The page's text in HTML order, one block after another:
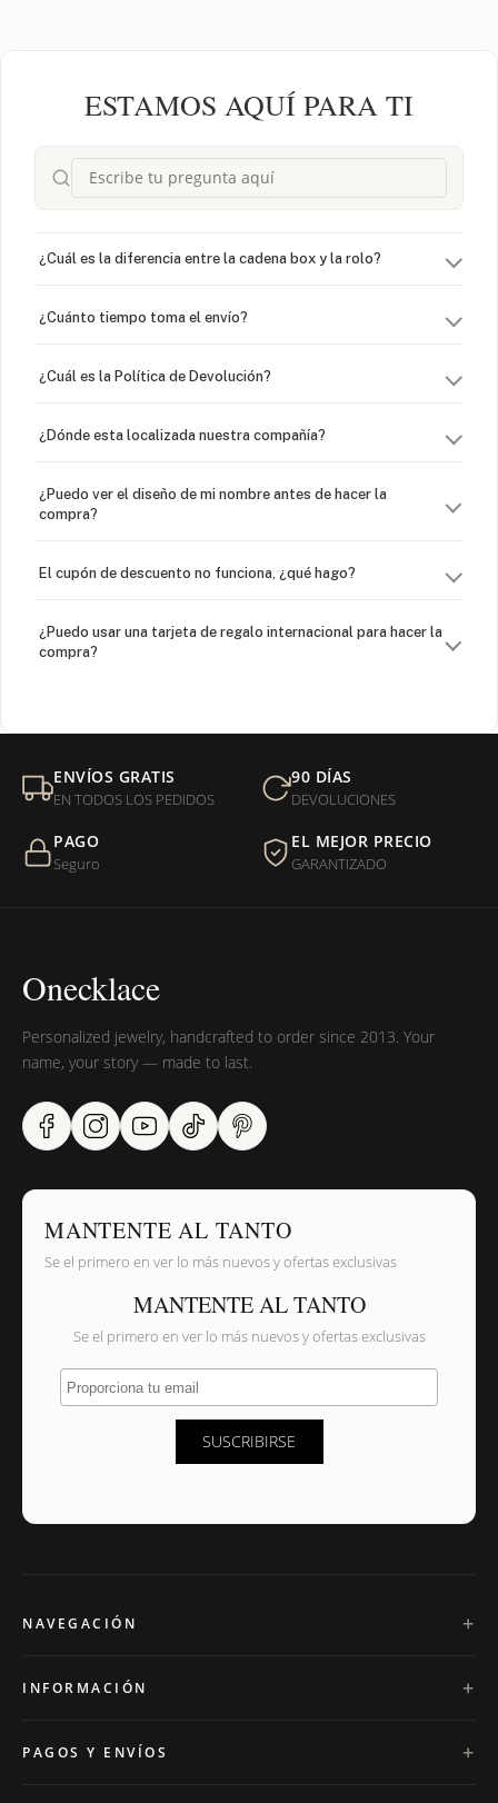
ESTAMOS AQUÍ PARA TI
¿Cuál es la diferencia entre la cadena box y la rolo?
¿Cuánto tiempo toma el envío?
¿Cuál es la Política de Devolución?
¿Dónde esta localizada nuestra compañía?
¿Puedo ver el diseño de mi nombre antes de hacer la
compra?
El cupón de descuento no funciona, ¿qué hago?
¿Puedo usar una tarjeta de regalo internacional para hacer la
compra?
Mi orden fue devuelta por USPS, ¿qué hago para que sea
entregada?
¿Sus productos son libres de níquel?
ENVÍOS GRATIS
EN TODOS LOS PEDIDOS
90 DÍAS
DEVOLUCIONES
PAGO
Seguro
EL MEJOR PRECIO
GARANTIZADO
Onecklace
Personalized jewelry, handcrafted to order since 2013. Your
name, your story — made to last.
MANTENTE AL TANTO
Se el primero en ver lo más nuevos y ofertas exclusivas
MANTENTE AL TANTO
Se el primero en ver lo más nuevos y ofertas exclusivas
Proporciona tu email
SUSCRIBIRSE
NAVEGACIÓN
INFORMACIÓN
PAGOS Y ENVÍOS